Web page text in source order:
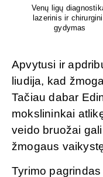
Venų ligų
lazerinis ir
gydymas
Apvytusi ir
liudija, kad
Tačiau dabar
mokslininkai
veido bruožai
žmogaus
Tyrimo